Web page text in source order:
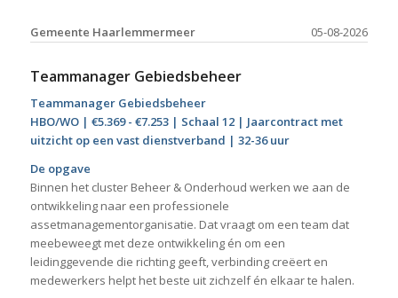
05-08-2026
Gemeente Haarlemmermeer
Teammanager Gebiedsbeheer
Teammanager Gebiedsbeheer
HBO/WO | €5.369 - €7.253 | Schaal 12 | Jaarcontract met
uitzicht op een vast dienstverband | 32-36 uur
De opgave
Binnen het cluster Beheer & Onderhoud werken we aan de
ontwikkeling naar een professionele
assetmanagementorganisatie. Dat vraagt om een team dat
meebeweegt met deze ontwikkeling én om een
leidinggevende die richting geeft, verbinding creëert en
medewerkers helpt het beste uit zichzelf én elkaar te halen.